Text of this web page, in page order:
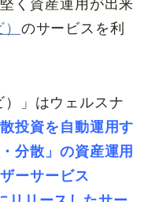
く資産運用が出来
のサービスを利
）」はウェルスナ
投資を自動運用す
分散」の資産運用
ーサービス